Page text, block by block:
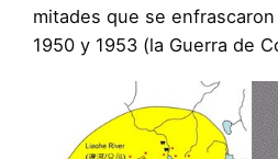
mitades que se
1950 y 1953 (la Guerra de